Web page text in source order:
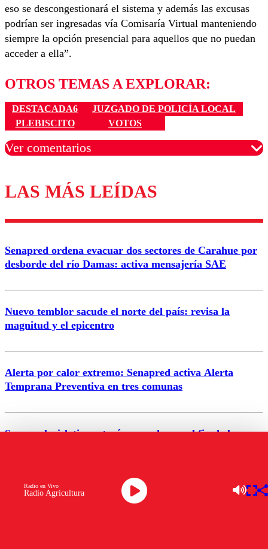
eso se descongestionará el sistema y además las excusas
podrían ser ingresadas vía Comisaría Virtual manteniendo
siempre la opción presencial para aquellos que no puedan
acceder a ella”.
OTROS TEMAS A EXPLORAR:
DESTACADA6
JUZGADO DE POLICÍA LOCAL
PLEBISCITO
VOTOS
Ver comentarios
Los comentarios son moderados para garantizar un
diálogo respetuoso.
Correo
LAS MÁS LEÍDAS
Senapred ordena evacuar dos sectores de Carahue por
desborde del río Damas: activa mensajería SAE
Nuevo temblor sacude el norte del país: revisa la
magnitud y el epicentro
Alerta por calor extremo: Senapred activa Alerta
Temprana Preventiva en tres comunas
Semana legislativa estará marcada por el fin de la
VER MÁS
Radio Agricultura
Radio en Vivo